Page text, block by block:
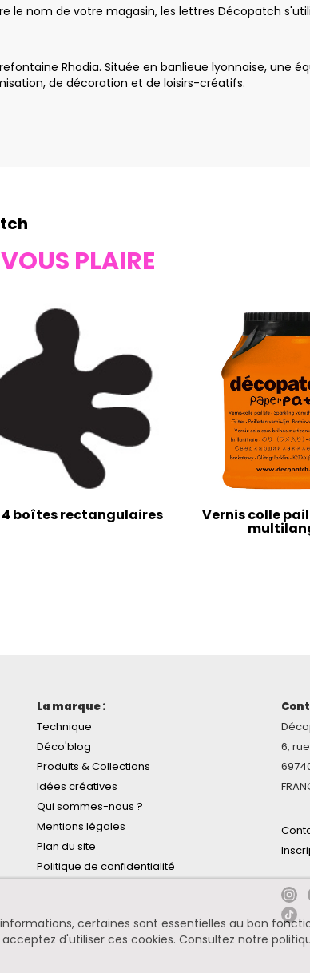
le nom de votre magasin, les lettres Décopatch
Rhodia. Située en banlieue lyonnaise, une
de décoration et de loisirs-créatifs.
PLAIRE
4 boîtes rectangulaires Vernis colle
La marque :
Technique
Déco'blog
Produits & Collections
Idées créatives
Qui sommes-nous ?
Mentions légales
Plan du site
Politique de confidentialité
6,
certaines sont essentielles au bon
d'utiliser ces cookies. Consultez notre